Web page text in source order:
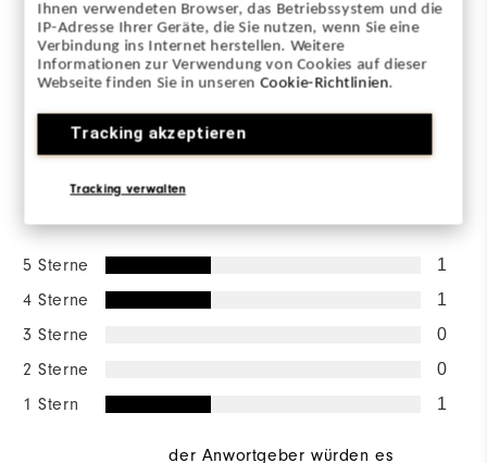
Ihnen verwendeten Browser, das Betriebssystem und die
IP-Adresse Ihrer Geräte, die Sie nutzen, wenn Sie eine
Verbindung ins Internet herstellen. Weitere
Informationen zur Verwendung von Cookies auf dieser
Webseite finden Sie in unserenCookie-Richtlinien.
Tracking akzeptieren
Tracking verwalten
Based on 3 Review(s)
BEWERTUNG SCHREIBEN
5 Sterne 1
4 Sterne 1
3 Sterne 0
2 Sterne 0
1 Stern 1
der Anwortgeber würden es